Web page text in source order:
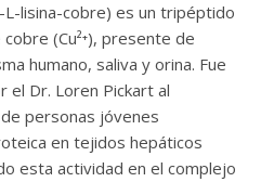
L-lisina-cobre) es un tripéptido
(Cu²⁺), presente de
humano, saliva y orina. Fue
el Dr. Loren Pickart al
personas jóvenes
en tejidos hepáticos
esta actividad en el complejo